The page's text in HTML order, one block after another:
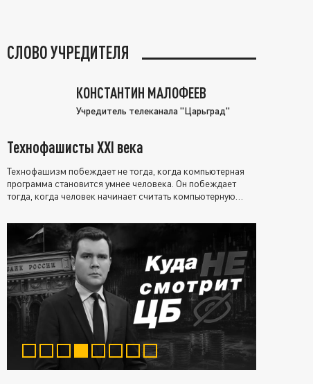
СЛОВО УЧРЕДИТЕЛЯ
КОНСТАНТИН МАЛОФЕЕВ
Учредитель телеканала "Царьград"
Технофашисты XXI века
Технофашизм побеждает не тогда, когда компьютерная
программа становится умнее человека. Он побеждает
тогда, когда человек начинает считать компьютерную